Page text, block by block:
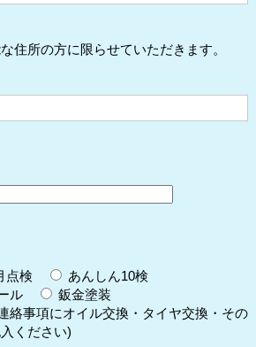
住所の方に限らせていただきます。
点検
あんしん10検
ル
鈑金塗装
絡事項にオイル交換・タイヤ交換・その
ください)